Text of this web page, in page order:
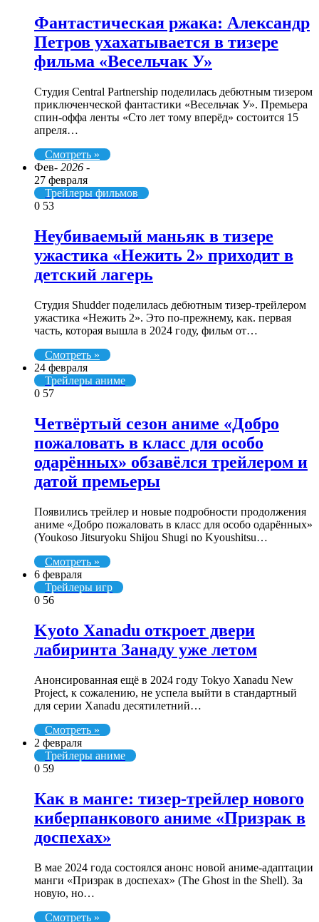
Фантастическая ржака: Александр
Петров ухахатывается в тизере
фильма «Весельчак У»
Студия Central Partnership поделилась дебютным тизером
приключенческой фантастики «Весельчак У». Премьера
спин-оффа ленты «Сто лет тому вперёд» состоится 15
апреля…
Смотреть »
Фев- 2026 -
27 февраля
Трейлеры фильмов
0 53
Неубиваемый маньяк в тизере
ужастика «Нежить 2» приходит в
детский лагерь
Студия Shudder поделилась дебютным тизер-трейлером
ужастика «Нежить 2». Это по-прежнему, как. первая
часть, которая вышла в 2024 году, фильм от…
Смотреть »
24 февраля
Трейлеры аниме
0 57
Четвёртый сезон аниме «Добро
пожаловать в класс для особо
одарённых» обзавёлся трейлером и
датой премьеры
Появились трейлер и новые подробности продолжения
аниме «Добро пожаловать в класс для особо одарённых»
(Youkoso Jitsuryoku Shijou Shugi no Kyoushitsu…
Смотреть »
6 февраля
Трейлеры игр
0 56
Kyoto Xanadu откроет двери
лабиринта Занаду уже летом
Анонсированная ещё в 2024 году Tokyo Xanadu New
Project, к сожалению, не успела выйти в стандартный
для серии Xanadu десятилетний…
Смотреть »
2 февраля
Трейлеры аниме
0 59
Как в манге: тизер-трейлер нового
киберпанкового аниме «Призрак в
доспехах»
В мае 2024 года состоялся анонс новой аниме-адаптации
манги «Призрак в доспехах» (The Ghost in the Shell). За
новую, но…
Смотреть »